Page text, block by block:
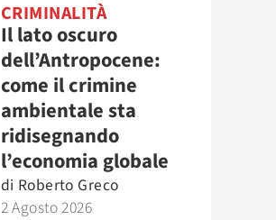
CRIMINALITÀ
Il lato oscuro
dell’Antropocene:
come il crimine
ambientale sta
ridisegnando
l’economia globale
di Roberto Greco
2 Agosto 2026